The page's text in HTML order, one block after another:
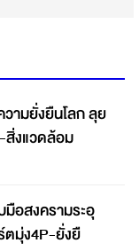
มยั่งยืนโลก ลุย
งแวดล้อม
อสงครามระอุ
มุ่ง4P-ยั่งยื